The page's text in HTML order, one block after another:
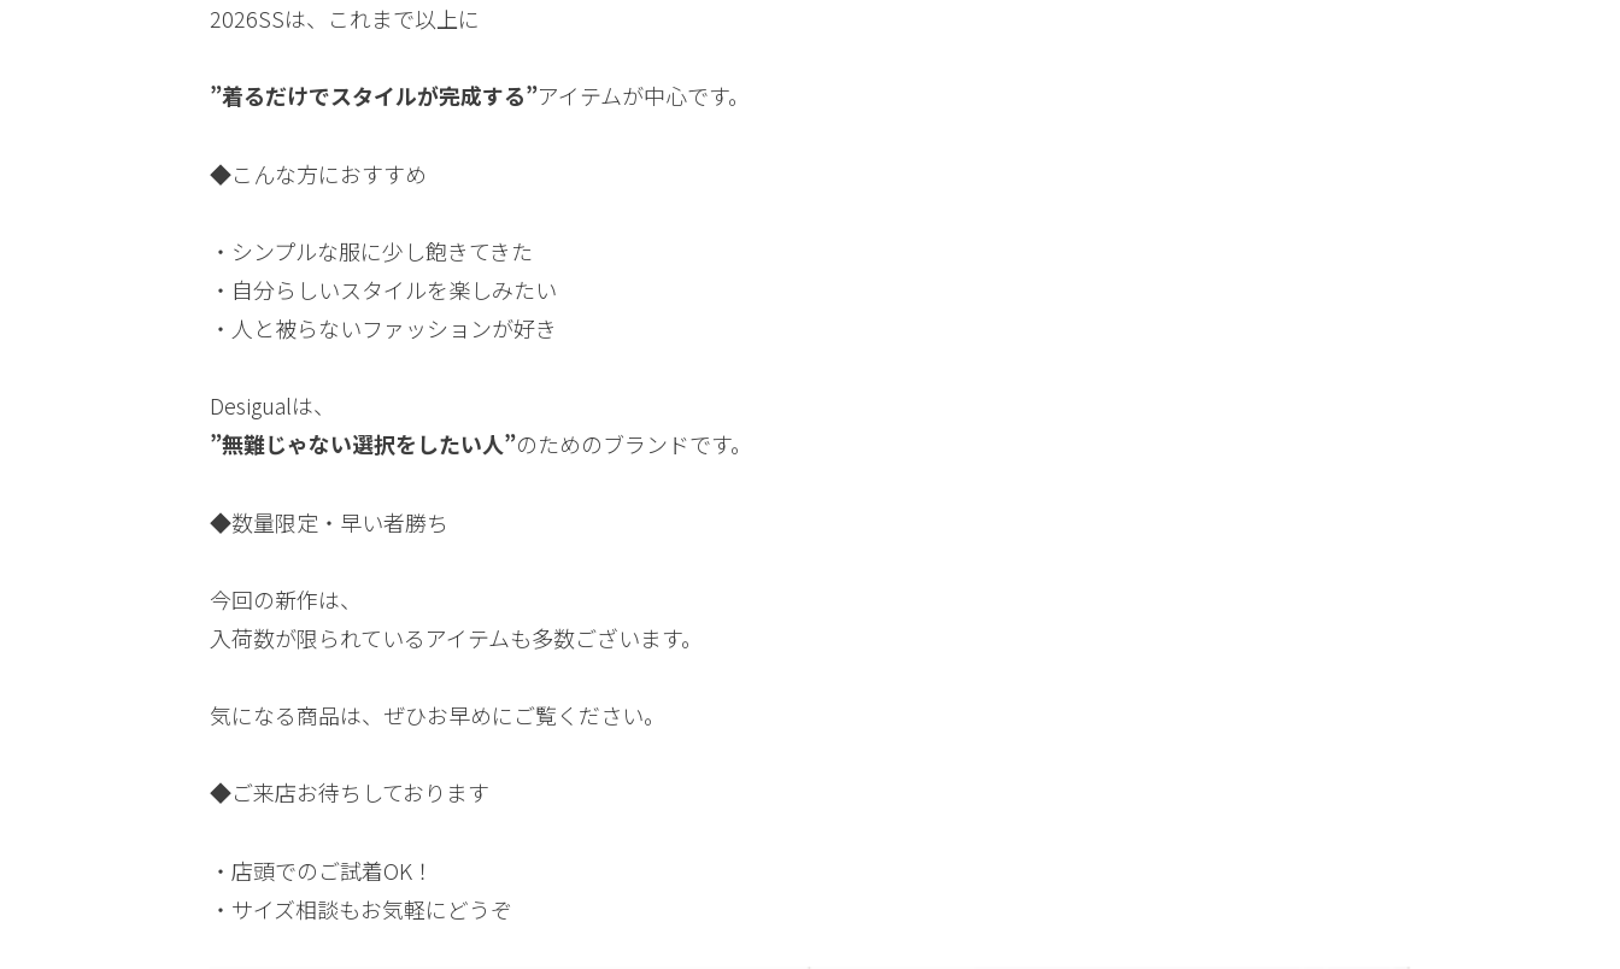
2026SSは、これまで以上に
”着るだけでスタイルが完成する”アイテムが中心です。
◆こんな方におすすめ
・シンプルな服に少し飽きてきた
・自分らしいスタイルを楽しみたい
・人と被らないファッションが好き
Desigualは、
”無難じゃない選択をしたい人”のためのブランドです。
◆数量限定・早い者勝ち
今回の新作は、
入荷数が限られているアイテムも多数ございます。
気になる商品は、ぜひお早めにご覧ください。
◆ご来店お待ちしております
・店頭でのご試着OK！
・サイズ相談もお気軽にどうぞ